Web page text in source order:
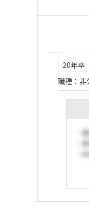
20年卒
職種 ： 非
・
・
・